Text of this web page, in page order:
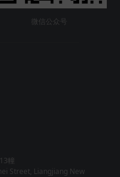
微信公众号
幢
Street, Liangjiang New